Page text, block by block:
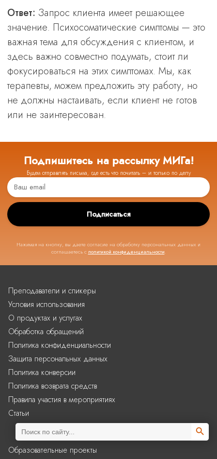
Ответ: Запрос клиента имеет решающее
значение. Психосоматические симптомы — это
важная тема для обсуждения с клиентом, и
здесь важно совместно подумать, стоит ли
фокусироваться на этих симптомах. Мы, как
терапевты, можем предложить эту работу, но
не должны настаивать, если клиент не готов
или не заинтересован.
Подпишитесь на рассылку МИГа!
Будем отправлять письма, где есть что почитать – и только по делу
Подписаться
Нажимая на кнопку, вы даете согласие на обработку персональных данных и
соглашаетесь с политикой конфиденциальности.
Образовательные проекты
Преподаватели и спикеры
Условия использования
О продуктах и услугах
Обработка обращений
Политика конфиденциальности
Защита персональных данных
Политика конверсии
Политика возврата средств
Правила участия в мероприятиях
Статьи
Search
for:
Search